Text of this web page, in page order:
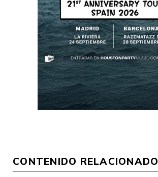
CONTENIDO RELACIONADO